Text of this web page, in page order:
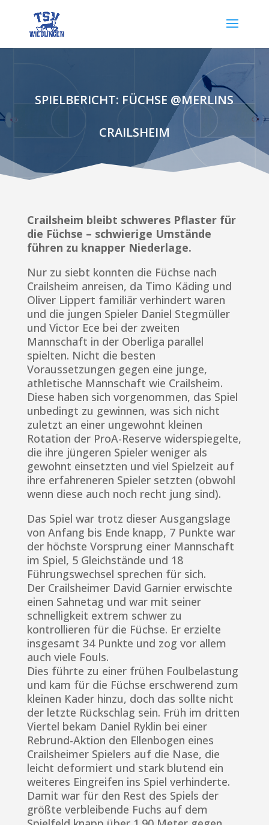
SPIELBERICHT: FÜCHSE @MERLINS
CRAILSHEIM
Crailsheim bleibt schweres Pflaster für
die Füchse – schwierige Umstände
führen zu knapper Niederlage.
Nur zu siebt konnten die Füchse nach
Crailsheim anreisen, da Timo Käding und
Oliver Lippert familiär verhindert waren
und die jungen Spieler Daniel Stegmüller
und Victor Ece bei der zweiten
Mannschaft in der Oberliga parallel
spielten. Nicht die besten
Voraussetzungen gegen eine junge,
athletische Mannschaft wie Crailsheim.
Diese haben sich vorgenommen, das Spiel
unbedingt zu gewinnen, was sich nicht
zuletzt an einer ungewohnt kleinen
Rotation der ProA-Reserve widerspiegelte,
die ihre jüngeren Spieler weniger als
gewohnt einsetzten und viel Spielzeit auf
ihre erfahreneren Spieler setzten (obwohl
wenn diese auch noch recht jung sind).
Das Spiel war trotz dieser Ausgangslage
von Anfang bis Ende knapp, 7 Punkte war
der höchste Vorsprung einer Mannschaft
im Spiel, 5 Gleichstände und 18
Führungswechsel sprechen für sich.
Der Crailsheimer David Garnier erwischte
einen Sahnetag und war mit seiner
schnelligkeit extrem schwer zu
kontrollieren für die Füchse. Er erzielte
insgesamt 34 Punkte und zog vor allem
auch viele Fouls.
Dies führte zu einer frühen Foulbelastung
und kam für die Füchse erschwerend zum
kleinen Kader hinzu, doch das sollte nicht
der letzte Rückschlag sein. Früh im dritten
Viertel bekam Daniel Ryklin bei einer
Rebrund-Aktion den Ellenbogen eines
Crailsheimer Spielers auf die Nase, die
leicht deformiert und stark blutend ein
weiteres Eingreifen ins Spiel verhinderte.
Damit war für den Rest des Spiels der
größte verbleibende Fuchs auf dem